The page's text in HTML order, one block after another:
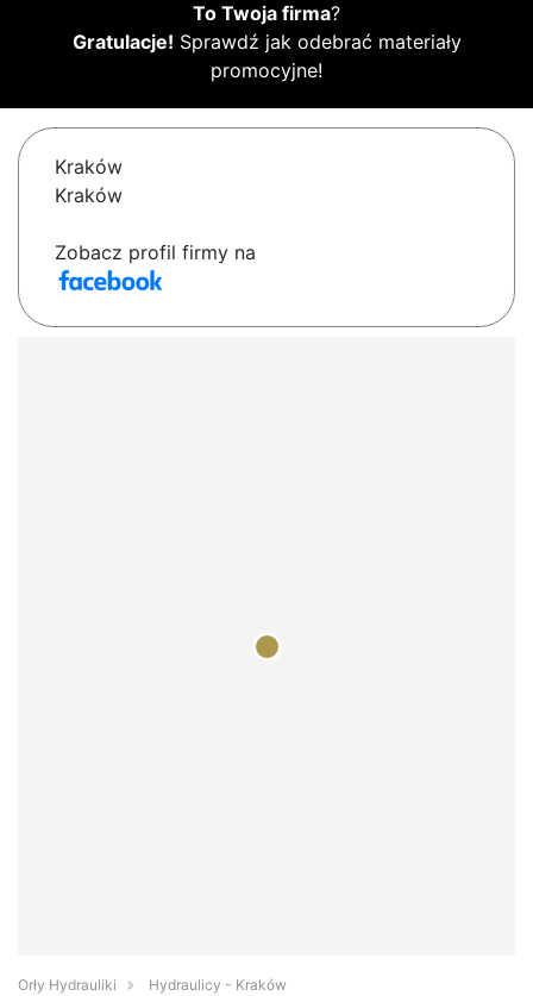
To Twoja firma?
Gratulacje! Sprawdź jak odebrać materiały
promocyjne!
Kraków
Kraków
Zobacz profil firmy na
Orły Hydrauliki
Hydraulicy - Kraków